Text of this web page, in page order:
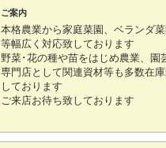
ご案内
本格農業から家庭菜園、ベランダ
等幅広く対応致しております
野菜･花の種や苗をはじめ農業、園
専門店として関連資材等も多数在
しております
ご来店お待ち致しております